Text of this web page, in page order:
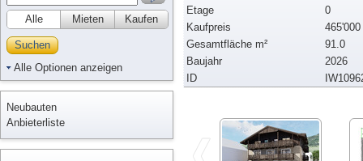
Alle Kaufen
Mieten
Suchen
Alle Optionen anzeigen
Neubauten
Anbieterliste
Etage
0
Kaufpreis
465'000
Gesamtfläche m²
91.0
Baujahr
2026
ID